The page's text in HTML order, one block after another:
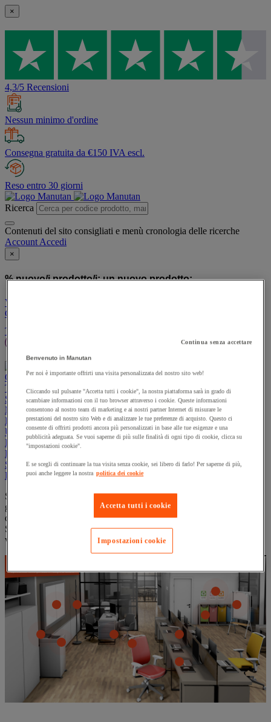
×
4,3/5 Recensioni
Nessun minimo d'ordine
Consegna gratuita da €150 IVA escl.
Reso entro 30 giorni
Ricerca
Contenuti del sito consigliati e menù cronologia delle ricerche
Account Accedi
×
% nuovo/i prodotto/i:un nuovo prodotto:
Vai al carrello
Continua
Tutti i prodotti
Prodotti in pronta consegna
Traccia il tuo ordine
Offerte Prodotti sostenibili
Manutan Expert
Traccia il tuo ordine
Ordine rapido
Contatti
Sicurezza e salute
Magazzino
Igiene
Ufficio e smart working
Imballaggio e contenitori
Forniture industriali e utensili
Spazi esterni
Ristorazione
Scopri il nostro arredo e le nostre forniture per l
gamma di mobili, accessori e cancelleria per tutte le attività
quotidiane in ufficio e in smart working.
Scorri sull’immagine per selezionare i prodotti di tuo interesse e
visitare le relative categorie!
Continua senza accettare
Benvenuto in Manutan
Per noi è importante offrirti una visita personalizzata del nostro sito web!
Cliccando sul pulsante "Accetta tutti i cookie", la nostra piattaforma sarà in grado di
scambiare informazioni con il tuo browser attraverso i cookie. Queste informazioni
consentono al nostro team di marketing e ai nostri partner Internet di misurare le
prestazioni del nostro sito Web e di analizzare le tue preferenze di acquisto. Questo ci
consente di offrirti prodotti ancora più personalizzati in base alle tue esigenze e una
pubblicità adeguata. Se vuoi saperne di più sulle finalità di ogni tipo di cookie, clicca su
"impostazioni cookie".
E se scegli di continuare la tua visita senza cookie, sei libero di farlo! Per saperne di più,
puoi anche leggere la nostra politica dei cookie
Accetta tutti i cookie
Impostazioni cookie